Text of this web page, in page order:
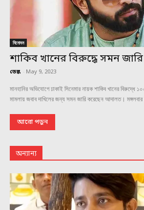
বিনোদন
শাকিব খানের বিরুদ্ধে সমন জারি
ডেস্ক - May 9, 2023
মানহানির অভিযোগে ঢাকাই সিনেমার নায়ক শাকিব খানের বিরুদ্ধে
মামলায় জবাব দাখিলের জন্য সমন জারি করেছেন আদালত। মঙ্গলবার
আরো পড়ুন
অন্যান্য